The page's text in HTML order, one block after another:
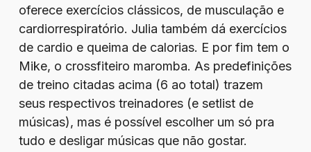
oferece exercícios clássicos, de musculação e
cardiorrespiratório. Julia também dá exercícios
de cardio e queima de calorias. E por fim tem o
Mike, o crossfiteiro maromba. As predefinições
de treino citadas acima (6 ao total) trazem
seus respectivos treinadores (e setlist de
músicas), mas é possível escolher um só pra
tudo e desligar músicas que não gostar.